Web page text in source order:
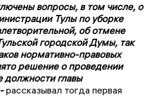
вопросы, в том числе, о
Тулы по уборке
об отмене
городской Думы, так
нормативно-правовых
решение о проведении
должности главы
рассказывал тогда первая